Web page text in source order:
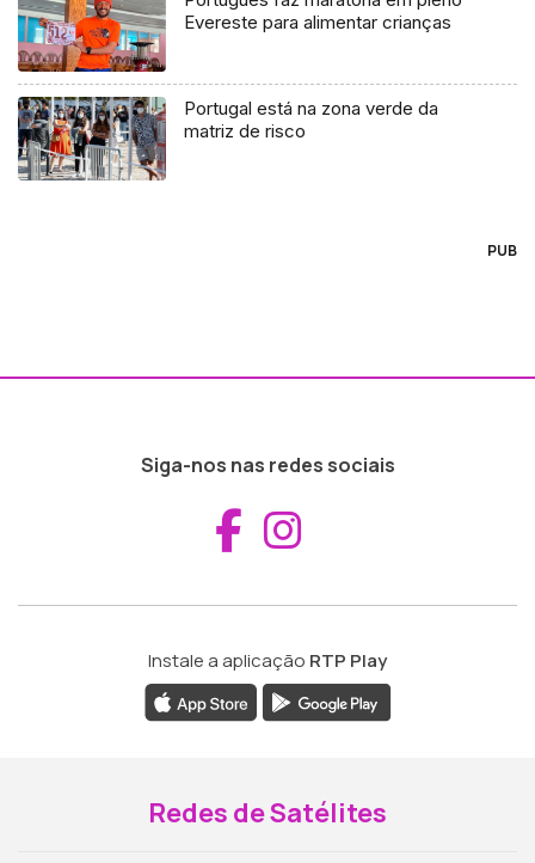
Evereste para alimentar crianças
Portugal está na zona verde da
matriz de risco
PUB
Siga-nos nas redes sociais
Aceder ao
Instale a aplicação RTP Play
Redes de Satélites